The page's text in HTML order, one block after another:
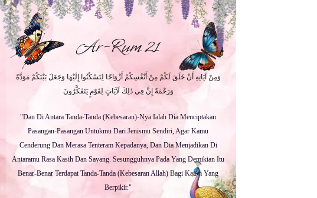
Ar-Rum 21
وَمِنْ آيَاتِهِ أَنْ خَلَقَ لَكُمْ مِنْ أَنْفُسِكُمْ أَزْوَاجًا لِتَسْكُنُوا إِلَيْهَا وَجَعَلَ بَيْنَكُمْ مَوَدَّةً
وَرَحْمَةً إِنَّ فِي ذَلِكَ لَآيَاتٍ لِقَوْمٍ يَتَفَكَّرُونَ
"Dan Di Antara Tanda-Tanda (Kebesaran)-Nya Ialah Dia Menciptakan
Pasangan-Pasangan Untukmu Dari Jenismu Sendiri, Agar Kamu
Cenderung Dan Merasa Tenteram Kepadanya, Dan Dia Menjadikan Di
Antaramu Rasa Kasih Dan Sayang. Sesungguhnya Pada Yang Demikian Itu
Benar-Benar Terdapat Tanda-Tanda (Kebesaran Allah) Bagi Kaum Yang
Berpikir."